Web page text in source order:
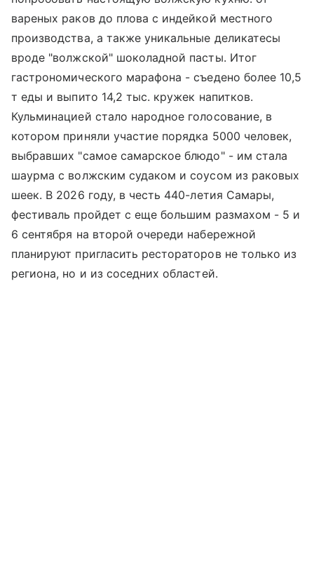
вареных раков до плова с индейкой местного
производства, а также уникальные деликатесы
вроде "волжской" шоколадной пасты. Итог
гастрономического марафона - съедено более 10,5
т еды и выпито 14,2 тыс. кружек напитков.
Кульминацией стало народное голосование, в
котором приняли участие порядка 5000 человек,
выбравших "самое самарское блюдо" - им стала
шаурма с волжским судаком и соусом из раковых
шеек. В 2026 году, в честь 440-летия Самары,
фестиваль пройдет с еще большим размахом - 5 и
6 сентября на второй очереди набережной
планируют пригласить рестораторов не только из
региона, но и из соседних областей.